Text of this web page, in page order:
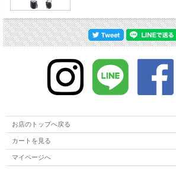
その他
・乾燥、寒風に注意
お店のトップへ戻る
カートを見る
マイページへ